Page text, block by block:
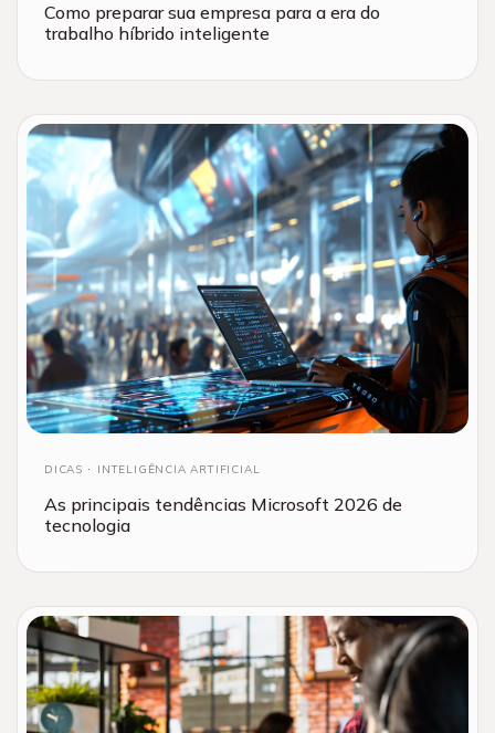
Como preparar sua empresa para a era do
trabalho híbrido inteligente
DICAS INTELIGÊNCIA ARTIFICIAL
As principais tendências Microsoft 2026 de
tecnologia